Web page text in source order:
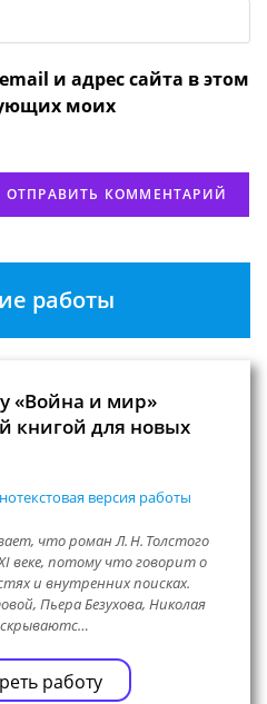
и адрес сайта в этом
моих
работы
«Война и мир»
книгой для новых
версия работы
что роман Л. Н. Толстого
веке, потому что говорит о
и внутренних поисках.
Пьера Безухова, Николая
работу